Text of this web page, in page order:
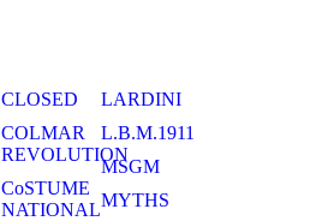
CLOSED
COLMAR
REVOLUTION
CoSTUME
NATIONAL
LARDINI
L.B.M.1911
MSGM
MYTHS